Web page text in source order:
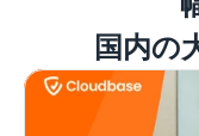
国内の